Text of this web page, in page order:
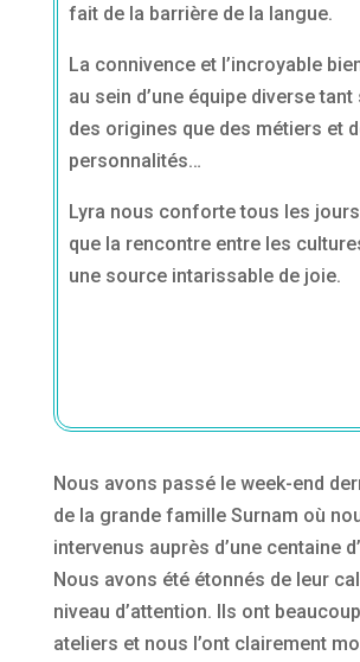
fait de la barrière de la langue.
La connivence et l’incroyable
au sein d’une équipe diverse tant
des origines que des métiers et
personnalités…
Lyra nous conforte tous les jours
que la rencontre entre les
une source intarissable de joie.
Nous avons passé le week-end
de la grande famille Surnam où
intervenus auprès d’une centaine
Nous avons été étonnés de leur
niveau d’attention. Ils ont
ateliers et nous l’ont clairement